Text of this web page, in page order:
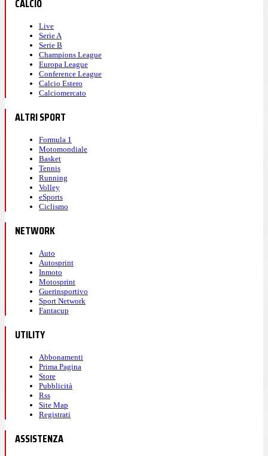
CALCIO
Live
Serie A
Serie B
Champions League
Europa League
Conference League
Calcio Estero
Calciomercato
ALTRI SPORT
Formula 1
Motomondiale
Basket
Tennis
Running
Volley
eSports
Ciclismo
NETWORK
Auto
Autosprint
Inmoto
Motosprint
Guerinsportivo
Sport Network
Fantacup
UTILITY
Abbonamenti
Prima Pagina
Store
Pubblicità
Rss
Site Map
Registrati
ASSISTENZA